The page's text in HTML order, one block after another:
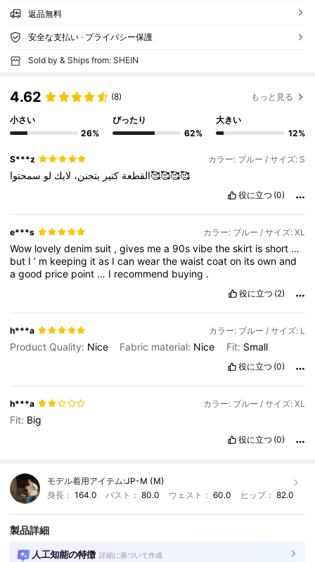
返品無料
安全な支払い · プライバシー保護
Sold by & Ships from: SHEIN
4.62 (8) もっと見る
小さい
26%
ぴったり
62%
大きい
12%
S***z カラー: ブルー / サイズ: S
القطعة كتير بتجنن، لايك لو سمحتوا🥰🥰🥰🥰
役に立つ (0)
e***s カラー: ブルー / サイズ: XL
Wow lovelydenimsuit ,gives mea 90svibetheskirt isshort …
but I’ m keeping itas Icanwearthewaistcoaton itsownand
agood price point … I recommend buying .
役に立つ (2)
h***a カラー: ブルー / サイズ: L
Product Quality: Nice Fabric material: Nice Fit: Small
役に立つ (0)
h***a カラー: ブルー / サイズ: XL
Fit: Big
役に立つ (0)
モデル着用アイテム:JP-M (M)
身長： 164.0 バスト：80.0 ウェスト： 60.0 ヒップ： 82.0
製品詳細
人工知能の特徴 詳細に基づいて作成